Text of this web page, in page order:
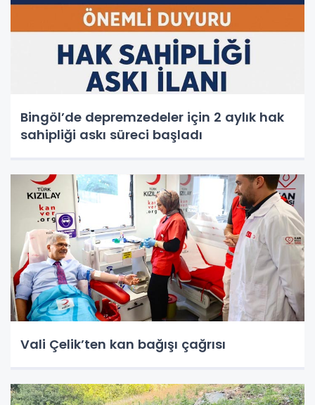
Bingöl’de depremzedeler için 2 aylık hak
sahipliği askı süreci başladı
Vali Çelik’ten kan bağışı çağrısı